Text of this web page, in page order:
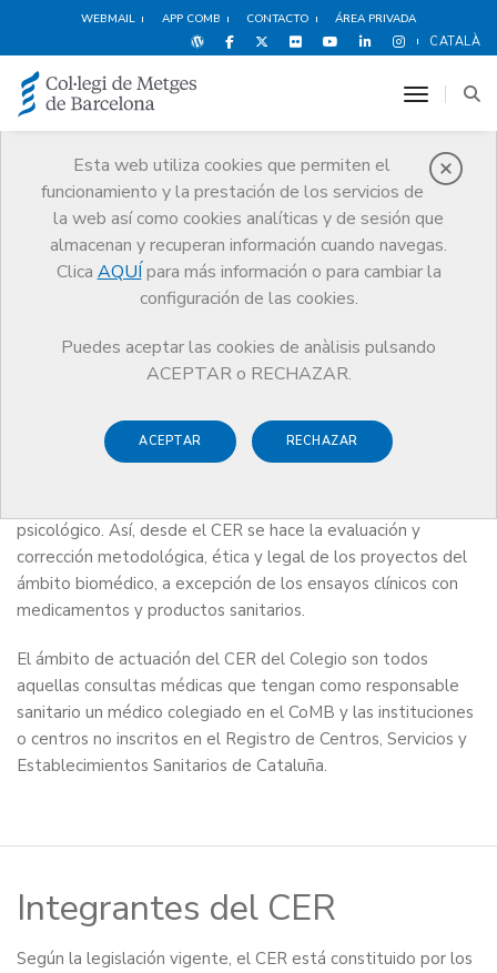
WEBMAIL APP COMB CONTACTO ÁREA PRIVADA
CATALÀ
Esta web utiliza cookies que permiten el
funcionamiento y la prestación de los servicios de
la web así como cookies analíticas y de sesión que
almacenan y recuperan información cuando navegas.
Clica AQUÍ para más información o para cambiar la
configuración de las cookies.
Puedes aceptar las cookies de anàlisis pulsando
ACEPTAR o RECHAZAR.
ACEPTAR RECHAZAR
toggle
Comité de Ética de
Investigación
Servicios Ejercicio Comité de Ética de investigación
Médicos de Barcelona, constituido en el año 2016, tiene
como misión velar por la seguridad, el bienestar y los
psicológico. Así, desde el CER se hace la evaluación y
corrección metodológica, ética y legal de los proyectos del
ámbito biomédico, a excepción de los ensayos clínicos con
medicamentos y productos sanitarios.
El ámbito de actuación del CER del Colegio son todos
aquellas consultas médicas que tengan como responsable
sanitario un médico colegiado en el CoMB y las instituciones
o centros no inscritos en el Registro de Centros, Servicios y
Establecimientos Sanitarios de Cataluña.
Integrantes del CER
Según la legislación vigente, el CER está constituido por los